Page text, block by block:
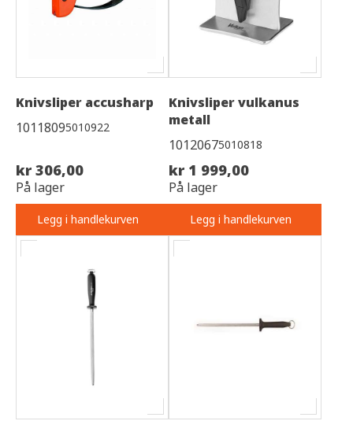
Knivsliper accusharp
10118095010922
kr 306,00
På lager
Legg i handlekurven
Knivsliper vulkanus
metall
10120675010818
kr 1 999,00
På lager
Legg i handlekurven